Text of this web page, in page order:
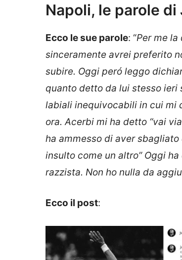
Napoli, le parole di
Ecco le sue parole: “Per me
sinceramente avrei preferito
subire. Oggi peró leggo
quanto detto da lui stesso ieri
labiali inequivocabili in cui mi
ora. Acerbi mi ha detto “vai
ha ammesso di aver
insulto come un altro” Oggi
razzista. Non ho nulla da
Ecco il post: